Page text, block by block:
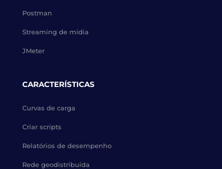
Postman
Streaming de mídia
JMeter
CARACTERÍSTICAS
Curvas de carga
Criar scripts
Relatórios de desempenho
Rede geodistribuída